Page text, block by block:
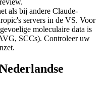
als bij andere Claude-
servers in de VS. Voor
moleculaire data is
SCCs). Controleer uw